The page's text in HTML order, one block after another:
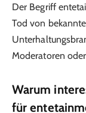
Der Begriff
Tod von
Moderatoren
Warum
für